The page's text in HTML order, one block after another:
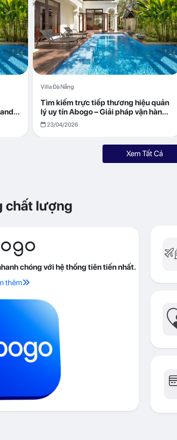
Villa Đà Nẵng
Tìm kiếm trực tiếp thương hiệu quản
lý uy tín Abogo – Giải pháp vận hành
villa hiệu quả, minh bạch
23/04/2026
Xem Tất Cả
chất lượng
chóng với hệ thống tiên tiến nhất.
thêm